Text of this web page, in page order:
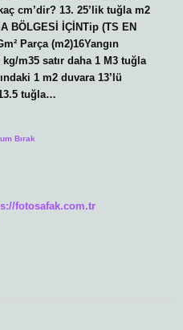
cm’dir? 13. 25’lik tuğla m2
BÖLGESİ İÇİNTip (TS EN
Parça (m2)16Yangın
kg/m35 satır daha 1 M3 tuğla
1 m2 duvara 13’lü
tuğla…
Bırak
fotosafak.com.tr